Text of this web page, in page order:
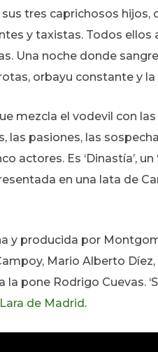
tres caprichosos hijos,
y taxistas. Todos ellos
Una noche donde
orbayu constante y
mezcla el vodevil con
las pasiones, las
actores. Es ‘Dinastía’, un
en una lata de
y producida por
Mario Alberto Díez,
pone Rodrigo Cuevas.
de Madrid.